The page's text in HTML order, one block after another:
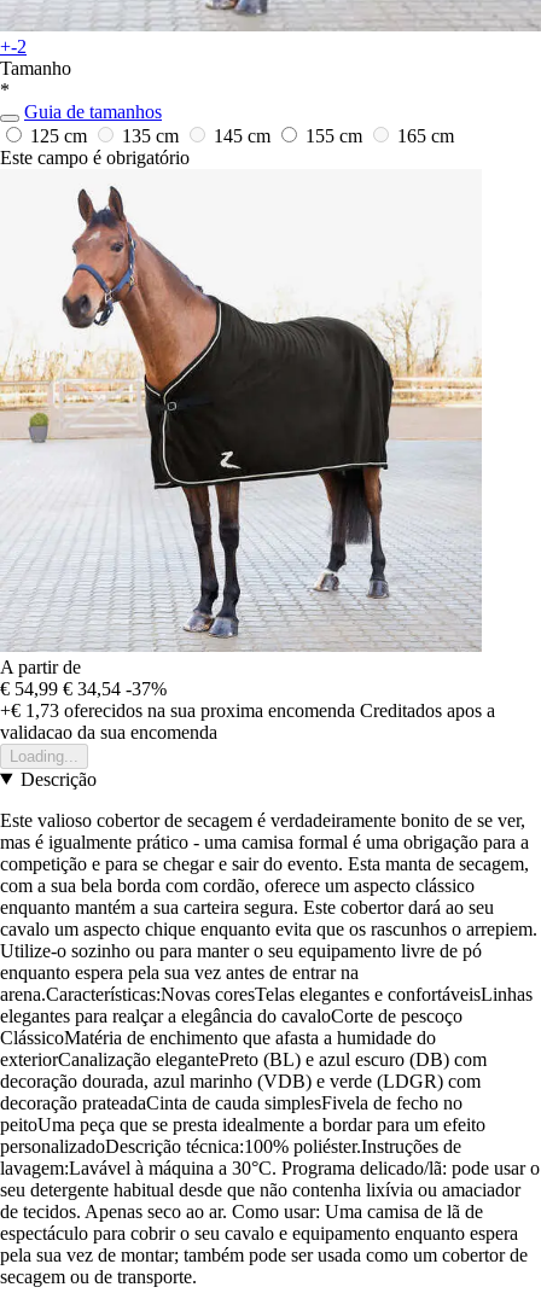
+-2
Tamanho
*
Guia de tamanhos
125 cm
135 cm 145 cm 155 cm
165 cm
Este campo é obrigatório
A partir de
€ 54,99 € 34,54 -37%
+€ 1,73 oferecidos na sua proxima encomenda Creditados apos a
validacao da sua encomenda
Loading...
Descrição
Este valioso cobertor de secagem é verdadeiramente bonito de se ver,
mas é igualmente prático - uma camisa formal é uma obrigação para a
competição e para se chegar e sair do evento. Esta manta de secagem,
com a sua bela borda com cordão, oferece um aspecto clássico
enquanto mantém a sua carteira segura. Este cobertor dará ao seu
cavalo um aspecto chique enquanto evita que os rascunhos o arrepiem.
Utilize-o sozinho ou para manter o seu equipamento livre de pó
enquanto espera pela sua vez antes de entrar na
arena.Características:Novas coresTelas elegantes e confortáveisLinhas
elegantes para realçar a elegância do cavaloCorte de pescoço
ClássicoMatéria de enchimento que afasta a humidade do
exteriorCanalização elegantePreto (BL) e azul escuro (DB) com
decoração dourada, azul marinho (VDB) e verde (LDGR) com
decoração prateadaCinta de cauda simplesFivela de fecho no
peitoUma peça que se presta idealmente a bordar para um efeito
personalizadoDescrição técnica:100% poliéster.Instruções de
lavagem:Lavável à máquina a 30°C. Programa delicado/lã: pode usar o
seu detergente habitual desde que não contenha lixívia ou amaciador
de tecidos. Apenas seco ao ar. Como usar: Uma camisa de lã de
espectáculo para cobrir o seu cavalo e equipamento enquanto espera
pela sua vez de montar; também pode ser usada como um cobertor de
secagem ou de transporte.